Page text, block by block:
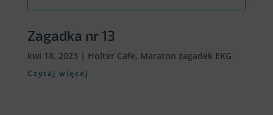
Zagadka nr 13
kwi 18, 2023 | Holter Cafe, Maraton zagadek EKG
Czytaj więcej